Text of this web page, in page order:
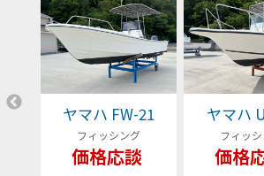
ヤマハ FW-21
フィッシング
価格応談
ヤマハ
フィッ
価格